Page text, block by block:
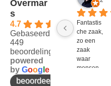
Overmar
s
4.7
Gebaseerd op
449
beoordelingen
powered
by Goog e
beoordeel ons op
Fantastis
che zaak,
zo een
zaak
waar
mensen